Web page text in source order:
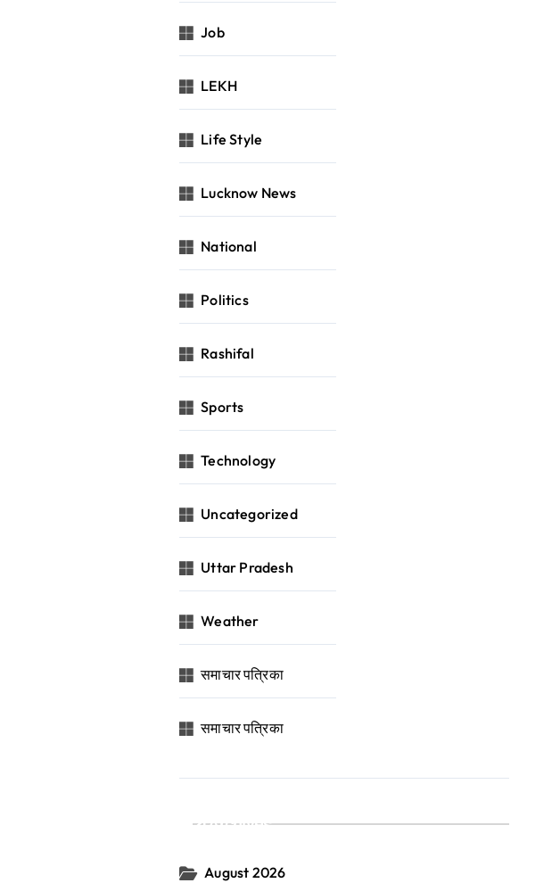
Job
LEKH
Life Style
Lucknow News
National
Politics
Rashifal
Sports
Technology
Uncategorized
Uttar Pradesh
Weather
समाचार पत्रिका
समाचार पत्रिका
Archives
August 2026